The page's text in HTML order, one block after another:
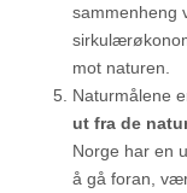
sammenheng
mot naturen.
Naturmålene
ut fra de
Norge har en
å gå foran,